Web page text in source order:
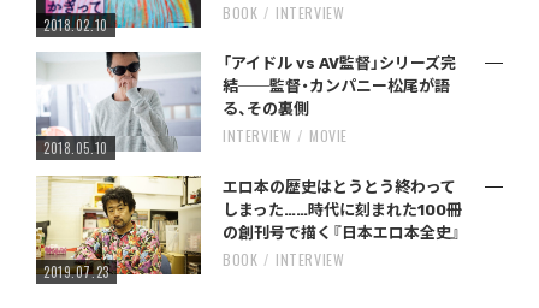
2018.02.10
BOOK INTERVIEW
2018.05.10
「アイドル vs AV監督」シリーズ完
結──監督・カンパニー松尾が語
る、その裏側
INTERVIEW MOVIE
2019.07.23
エロ本の歴史はとうとう終わって
しまった……時代に刻まれた100冊
の創刊号で描く『日本エロ本全史』
BOOK INTERVIEW